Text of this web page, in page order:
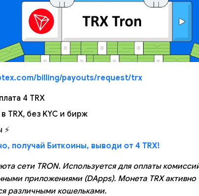
billing/payouts/request/trx
4 TRX
TRX, без KYC и бирж
получай Биткоины, выводи от 4 TRX!
сети TRON. Используется для оплаты
приложениями (DApps). Монета TRX активно
различными кошельками.